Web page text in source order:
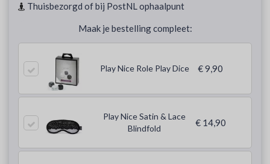
Thuisbezorgd of bij PostNL ophaalpunt
Maak je bestelling compleet:
Play Nice Role Play Dice € 9,90
Play Nice Satin & Lace
Blindfold
€ 14,90